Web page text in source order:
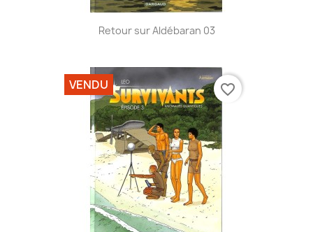
Retour sur Aldébaran 03
VENDU favorite_border